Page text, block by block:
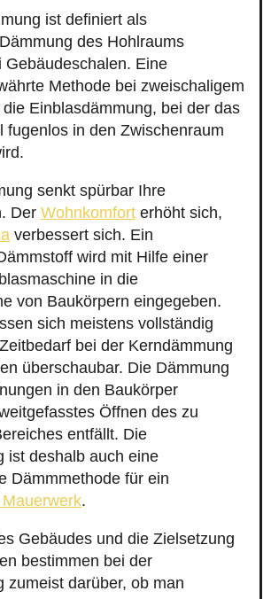
ist definiert als
des Hohlraums
Gebäudeschalen. Eine
Methode bei zweischaligem
Einblasdämmung, bei der das
fugenlos in den Zwischenraum
senkt spürbar Ihre
Der Wohnkomfort erhöht sich,
verbessert sich. Ein
wird mit Hilfe einer
in die
von Baukörpern eingegeben.
sich meistens vollständig
bei der Kerndämmung
überschaubar. Die Dämmung
in den Baukörper
Öffnen des zu
entfällt. Die
ist deshalb auch eine
Dämmmethode für ein
.
Gebäudes und die Zielsetzung
bestimmen bei der
zumeist darüber, ob man